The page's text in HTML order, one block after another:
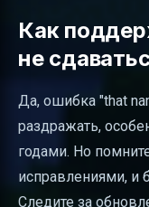
Как
не
Да, ошибка "that
раздражать,
годами. Но
исправлениями, и
Следите за